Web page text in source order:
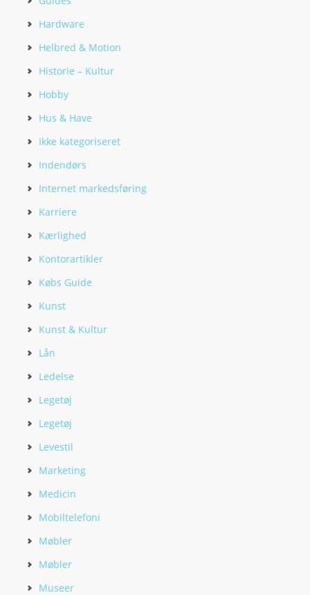
Hardware
Helbred & Motion
Historie – Kultur
Hobby
Hus & Have
Ikke kategoriseret
Indendørs
Internet markedsføring
Karriere
Kærlighed
Kontorartikler
Købs Guide
Kunst
Kunst & Kultur
Lån
Ledelse
Legetøj
Legetøj
Levestil
Marketing
Medicin
Mobiltelefoni
Møbler
Møbler
Museer